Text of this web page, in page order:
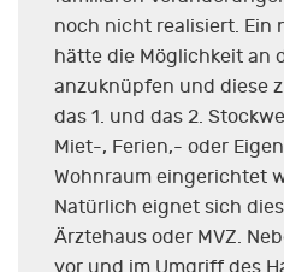
noch nicht realisiert. Ein
hätte die Möglichkeit an
anzuknüpfen und diese
das 1. und das 2.
Miet-, Ferien,- oder
Wohnraum eingerichtet
Natürlich eignet sich
Ärztehaus oder MVZ.
vor und im Umgriff des